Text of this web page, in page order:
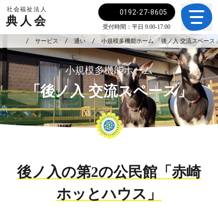
社会福祉法人
典人会
0192-27-8605
受付時間：平日 9:00-17:00
サービス 通い 小規模多機能ホーム 「後ノ入 交流スペース
小規模多機能ホーム
「後ノ入 交流スペース」
後ノ入の第2の公民館「赤崎
ホッとハウス」